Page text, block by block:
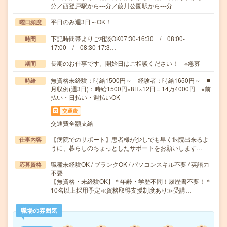
分／西登戸駅から---分／葭川公園駅から---分
曜日頻度 平日のみ週3日～OK！
時間
下記時間帯よりご相談OK07:30-16:30 / 08:00-
17:00 / 08:30-17:3…
期間 長期のお仕事です。開始日はご相談ください！ ※急募
時給
無資格未経験：時給1500円～ 経験者：時給1650円～ ■
月収例(週3日)：時給1500円×8H×12日＝14万4000円 ※前
払い・日払い・週払いOK
交通費
交通費全額支給
仕事内容
【病院でのサポート】患者様が少しでも早く退院出来るよ
うに、暮らしのちょっとしたサポートをお願いします…
応募資格
職種未経験OK / ブランクOK / パソコンスキル不要 / 英語力
不要
【無資格・未経験OK】＊年齢・学歴不問！履歴書不要！＊
10名以上採用予定≪資格取得支援制度あり≫受講…
職場の雰囲気